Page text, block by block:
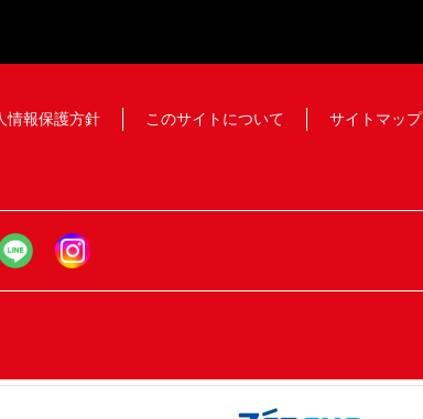
情報保護方針 このサイトについて サイトマップ